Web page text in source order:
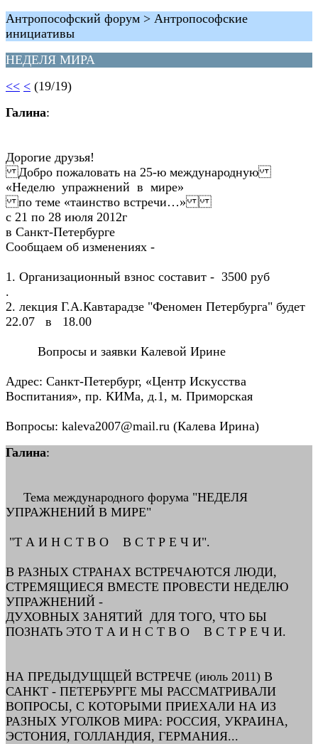
Антропософский форум > Антропософские
инициативы
НЕДЕЛЯ МИРА
<< < (19/19)
Галина:
Дорогие друзья!
Добро пожаловать на 25-ю международную
«Неделю упражнений в мире»
по теме «таинство встречи…»
с 21 по 28 июля 2012г
в Санкт-Петербурге
Сообщаем об изменениях -
1. Организационный взнос составит - 3500 руб
.
2. лекция Г.А.Кавтарадзе "Феномен Петербурга" будет
22.07 в 18.00
Вопросы и заявки Калевой Ирине
Адрес: Санкт-Петербург, «Центр Искусства
Воспитания», пр. КИМа, д.1, м. Приморская
Вопросы: kaleva2007@mail.ru (Калева Ирина)
Галина:
Тема международного форума "НЕДЕЛЯ
УПРАЖНЕНИЙ В МИРЕ"
"Т А И Н С Т В О В С Т Р Е Ч И".
В РАЗНЫХ СТРАНАХ ВСТРЕЧАЮТСЯ ЛЮДИ,
СТРЕМЯЩИЕСЯ ВМЕСТЕ ПРОВЕСТИ НЕДЕЛЮ
УПРАЖНЕНИЙ -
ДУХОВНЫХ ЗАНЯТИЙ ДЛЯ ТОГО, ЧТО БЫ
ПОЗНАТЬ ЭТО Т А И Н С Т В О В С Т Р Е Ч И.
НА ПРЕДЫДУЩЩЕЙ ВСТРЕЧЕ (июль 2011) В
САНКТ - ПЕТЕРБУРГЕ МЫ РАССМАТРИВАЛИ
ВОПРОСЫ, С КОТОРЫМИ ПРИЕХАЛИ НА ИЗ
РАЗНЫХ УГОЛКОВ МИРА: РОССИЯ, УКРАИНА,
ЭСТОНИЯ, ГОЛЛАНДИЯ, ГЕРМАНИЯ...